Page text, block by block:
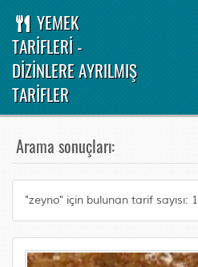
YEMEK
TARİFLERİ -
DİZİNLERE AYRILMIŞ
TARİFLER
Arama sonuçları:
"zeyno" için bulunan tarif sayısı: 1